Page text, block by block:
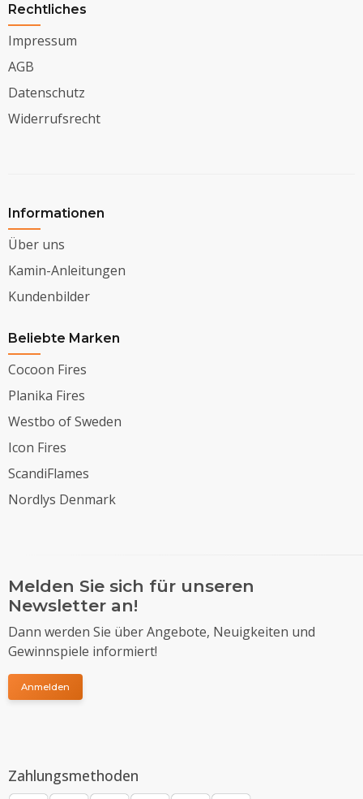
Rechtliches
Impressum
AGB
Datenschutz
Widerrufsrecht
Informationen
Über uns
Kamin-Anleitungen
Kundenbilder
Beliebte Marken
Cocoon Fires
Planika Fires
Westbo of Sweden
Icon Fires
ScandiFlames
Nordlys Denmark
Melden Sie sich für unseren
Newsletter an!
Dann werden Sie über Angebote, Neuigkeiten und
Gewinnspiele informiert!
Anmelden
Zahlungsmethoden